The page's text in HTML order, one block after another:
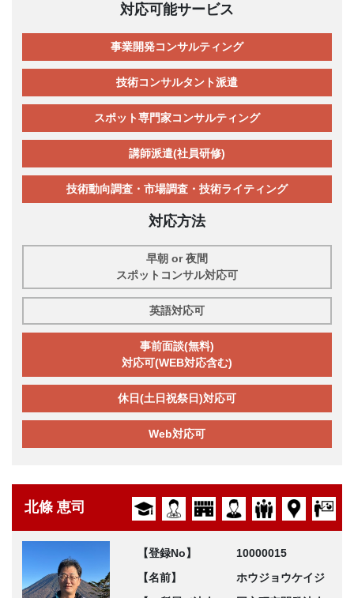
対応可能サービス
事業開発コンサルティング
技術コンサルタント派遣
スポット専門家コンサルティング
講師派遣(社員研修)
技術動向調査・市場調査・技術ライティング
対応方法
早朝 or 夜間
スポットコンサル対応可
英語対応可
事前面談(無料)
対応可(WEB対応含む)
休日(土日祝祭日)対応可
Web対応可
北條 恵司
【登録No】
10000015
【名前】
ホウジョウケイジ